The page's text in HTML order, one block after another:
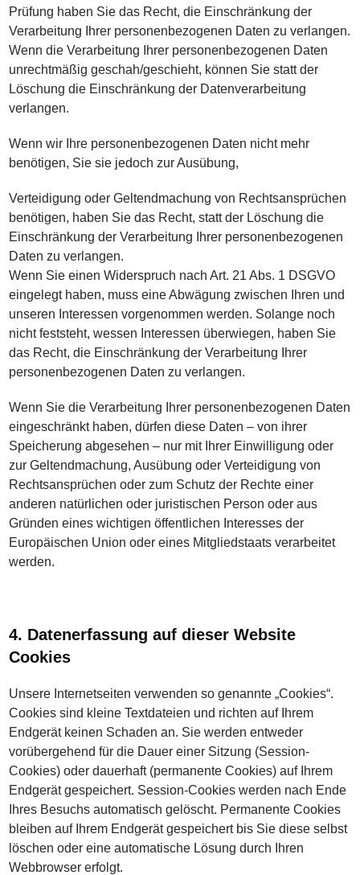
Prüfung haben Sie das Recht, die Einschränkung der
Verarbeitung Ihrer personenbezogenen Daten zu verlangen.
Wenn die Verarbeitung Ihrer personenbezogenen Daten
unrechtmäßig geschah/geschieht, können Sie statt der
Löschung die Einschränkung der Datenverarbeitung
verlangen.
Wenn wir Ihre personenbezogenen Daten nicht mehr
benötigen, Sie sie jedoch zur Ausübung,
Verteidigung oder Geltendmachung von Rechtsansprüchen
benötigen, haben Sie das Recht, statt der Löschung die
Einschränkung der Verarbeitung Ihrer personenbezogenen
Daten zu verlangen.
Wenn Sie einen Widerspruch nach Art. 21 Abs. 1 DSGVO
eingelegt haben, muss eine Abwägung zwischen Ihren und
unseren Interessen vorgenommen werden. Solange noch
nicht feststeht, wessen Interessen überwiegen, haben Sie
das Recht, die Einschränkung der Verarbeitung Ihrer
personenbezogenen Daten zu verlangen.
Wenn Sie die Verarbeitung Ihrer personenbezogenen Daten
eingeschränkt haben, dürfen diese Daten – von ihrer
Speicherung abgesehen – nur mit Ihrer Einwilligung oder
zur Geltendmachung, Ausübung oder Verteidigung von
Rechtsansprüchen oder zum Schutz der Rechte einer
anderen natürlichen oder juristischen Person oder aus
Gründen eines wichtigen öffentlichen Interesses der
Europäischen Union oder eines Mitgliedstaats verarbeitet
werden.
4. Datenerfassung auf dieser Website
Cookies
Unsere Internetseiten verwenden so genannte „Cookies“.
Cookies sind kleine Textdateien und richten auf Ihrem
Endgerät keinen Schaden an. Sie werden entweder
vorübergehend für die Dauer einer Sitzung (Session-
Cookies) oder dauerhaft (permanente Cookies) auf Ihrem
Endgerät gespeichert. Session-Cookies werden nach Ende
Ihres Besuchs automatisch gelöscht. Permanente Cookies
bleiben auf Ihrem Endgerät gespeichert bis Sie diese selbst
löschen oder eine automatische Lösung durch Ihren
Webbrowser erfolgt.